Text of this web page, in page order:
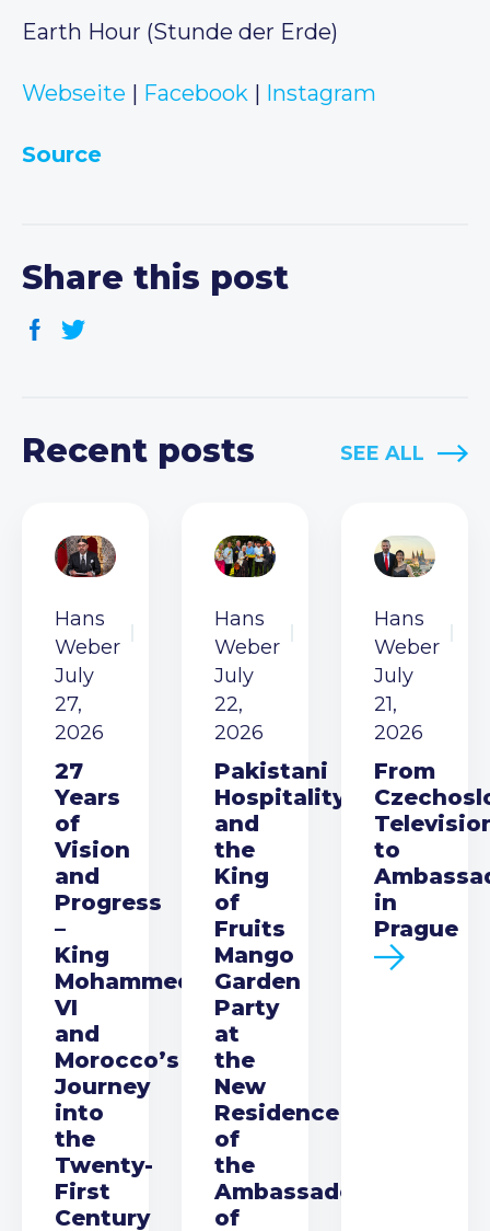
Earth Hour (Stunde der Erde)
Webseite | Facebook | Instagram
Source
Share this post
Recent posts SEE ALL
Hans
Weber
July
27,
2026
27
Years
of
Vision
and
Progress
–
King
Mohammed
VI
and
Morocco’s
Journey
into
the
Twenty-
First
Century
Hans
Weber
July
22,
2026
Pakistani
Hospitality
and
the
King
of
Fruits
Mango
Garden
Party
at
the
New
Residence
of
the
Ambassador
of
Hans
Weber
July
21,
2026
From
to
in
Prague